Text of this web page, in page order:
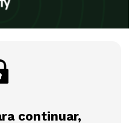
continuar,